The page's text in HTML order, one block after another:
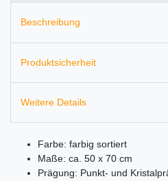
Beschreibung
Produktsicherheit
Weitere Details
Farbe: farbig sortiert
Maße: ca. 50 x 70 cm
Prägung: Punkt- und